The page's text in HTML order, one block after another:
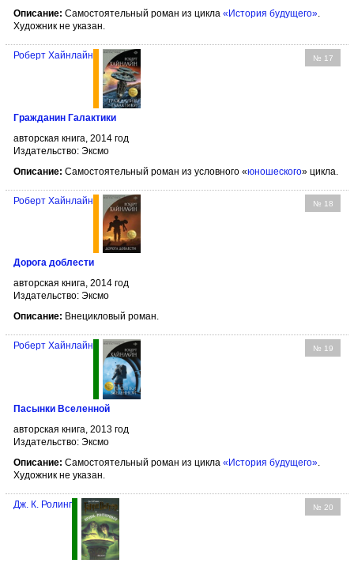
Описание: Самостоятельный роман из цикла «История будущего».
Художник не указан.
№ 17
Роберт Хайнлайн
Гражданин Галактики
авторская книга, 2014 год
Издательство: Эксмо
Описание: Самостоятельный роман из условного «юношеского» цикла.
№ 18
Роберт Хайнлайн
Дорога доблести
авторская книга, 2014 год
Издательство: Эксмо
Описание: Внецикловый роман.
№ 19
Роберт Хайнлайн
Пасынки Вселенной
авторская книга, 2013 год
Издательство: Эксмо
Описание: Самостоятельный роман из цикла «История будущего».
Художник не указан.
№ 20
Дж. К. Ролинг